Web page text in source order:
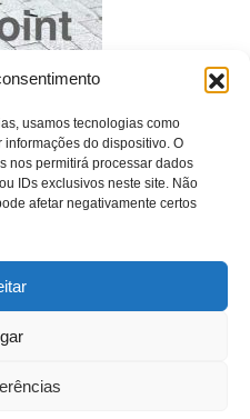
usamos tecnologias como
do dispositivo. O
nos permitirá processar dados
IDs exclusivos neste site. Não
afetar negativamente certos
os direitos reservados.